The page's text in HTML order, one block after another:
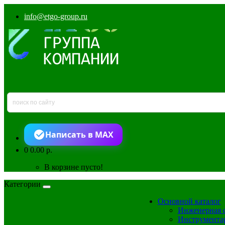
info@etgo-group.ru
Написать в MAX
00.00 р.
В корзине пусто!
Категории
Основной каталог
Инженерная